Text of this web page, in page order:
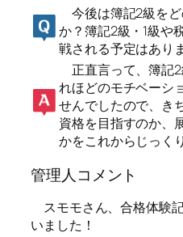
今後は簿記2級を
か？簿記2級・1級や
戦される予定はあり
正直言って、簿記
れほどのモチベーシ
せんでしたので、き
資格を目指すのか、
かをこれからじっく
管理人コメント
スモモさん、合格体験
いました！